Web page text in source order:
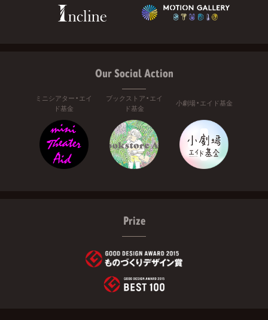
Our Social Action
ミニシアター・エイ
ド基金
ブックストア・エイ
ド基金
小劇場・エイド基金
Prize